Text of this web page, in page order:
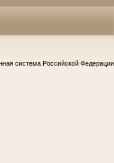
система Российской